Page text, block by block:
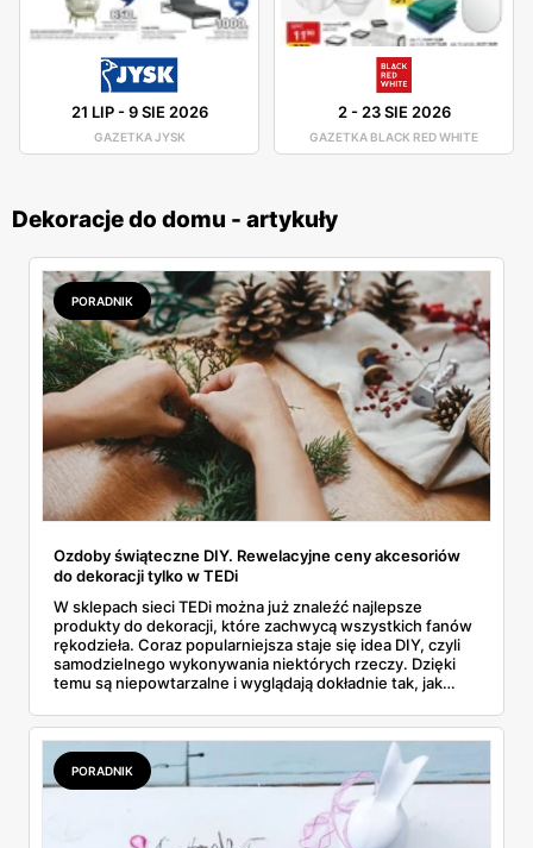
21 LIP-9 SIE 2026
GAZETKA JYSK
2- 23 SIE 2026
GAZETKA BLACK RED WHITE
Dekoracje do domu - artykuły
PORADNIK
Ozdoby świąteczne DIY. Rewelacyjne ceny akcesoriów
do dekoracji tylko w TEDi
W sklepach sieci TEDi można już znaleźć najlepsze
produkty do dekoracji, które zachwycą wszystkich fanów
rękodzieła. Coraz popularniejsza staje się idea DIY, czyli
samodzielnego wykonywania niektórych rzeczy. Dzięki
temu są niepowtarzalne i wyglądają dokładnie tak, jak
zainteresowani znajdą między innymi ozdobne taśmy
klejące, brokaty czy cekiny. O najciekawszych produktach
do zdobienia przeczytasz w naszym artykule.
PORADNIK